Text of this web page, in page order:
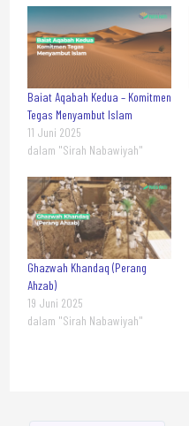
Baiat Aqabah Kedua – Komitmen
Tegas Menyambut Islam
11 Juni 2025
dalam "Sirah Nabawiyah"
Ghazwah Khandaq (Perang
Ahzab)
19 Juni 2025
dalam "Sirah Nabawiyah"